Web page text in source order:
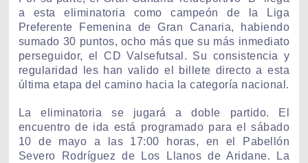
a esta eliminatoria como campeón de la Liga
Preferente Femenina de Gran Canaria, habiendo
sumado 30 puntos, ocho más que su más inmediato
perseguidor, el CD Valsefutsal. Su consistencia y
regularidad les han valido el billete directo a esta
última etapa del camino hacia la categoría nacional.
La eliminatoria se jugará a doble partido. El
encuentro de ida está programado para el sábado
10 de mayo a las 17:00 horas, en el Pabellón
Severo Rodríguez de Los Llanos de Aridane. La